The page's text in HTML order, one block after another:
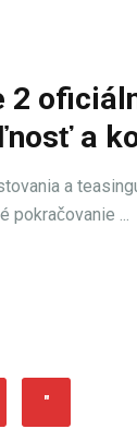
2
a
a
pokračovanie ...
"